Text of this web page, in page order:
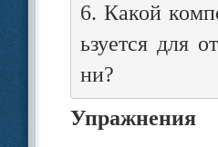
компонент
кнопку.
6. Какой
ьзуется для
ни?
Упражнения